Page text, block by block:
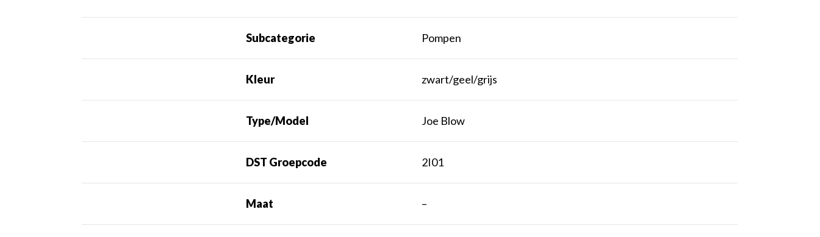
Subcategorie Pompen
Kleur zwart/geel/grijs
Type/Model Joe Blow
DST Groepcode 2I01
Maat –